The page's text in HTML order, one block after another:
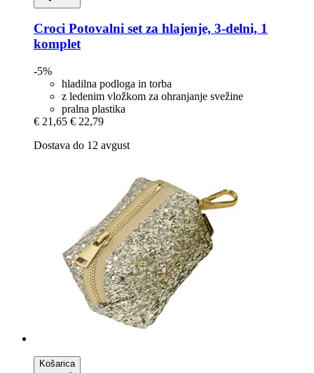
Croci Potovalni set za hlajenje, 3-​delni, 1
komplet
-5%
hladilna podloga in torba
z ledenim vložkom za ohranjanje svežine
pralna plastika
€ 21,65 € 22,79
Dostava do 12 avgust
Košarica